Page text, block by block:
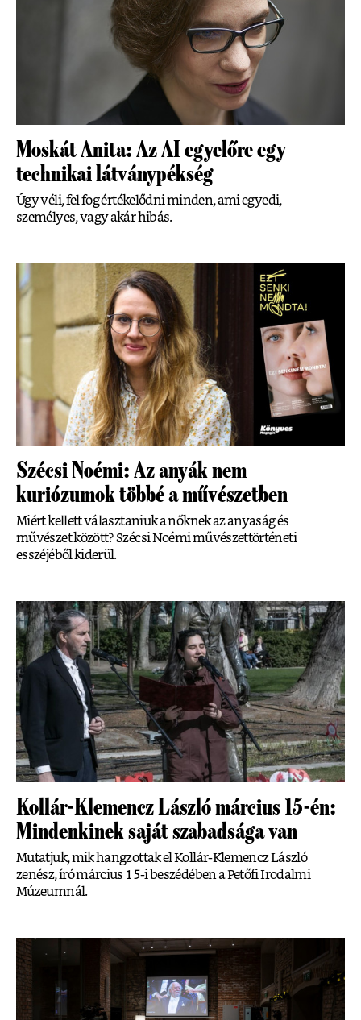
Moskát Anita: Az AI egyelőre egy
technikai látványpékség
Úgy véli, fel fog értékelődni minden, ami egyedi,
személyes, vagy akár hibás.
Szécsi Noémi: Az anyák nem
kuriózumok többé a művészetben
Miért kellett választaniuk a nőknek az anyaság és
művészet között? Szécsi Noémi művészettörténeti
esszéjéből kiderül.
Kollár-Klemencz László március 15-én:
Mindenkinek saját szabadsága van
Mutatjuk, mik hangzottak el Kollár-Klemencz László
zenész, író március 15-i beszédében a Petőfi Irodalmi
Múzeumnál.